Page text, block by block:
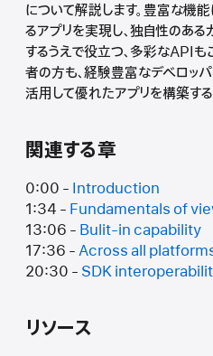
について解説します。豊富な機
るアプリを実現し、独自性のあ
するうえで役立つ、多彩なAPI
者の方も、経験豊富なデベロッ
活用して優れたアプリを構築す
関連する章
0:00 - Introduction
1:34 - Fundamentals of
13:06 - Bulit-in capability
17:36 - Across all
20:30 - SDK
リソース